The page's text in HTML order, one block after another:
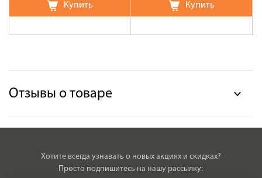
Купить Купить
Отзывы о товаре
Хотите всегда узнавать о новых акциях и скидках?
Просто подпишитесь на нашу рассылку: